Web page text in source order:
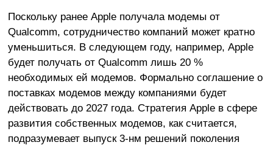
Поскольку ранее Apple получала модемы от
Qualcomm, сотрудничество компаний может кратно
уменьшиться. В следующем году, например, Apple
будет получать от Qualcomm лишь 20 %
необходимых ей модемов. Формально соглашение о
поставках модемов между компаниями будет
действовать до 2027 года. Стратегия Apple в сфере
развития собственных модемов, как считается,
подразумевает выпуск 3-нм решений поколения